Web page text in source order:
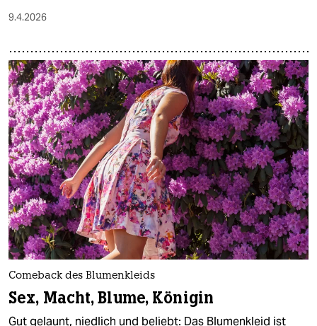
9.4.2026
Comeback des Blumenkleids
Sex, Macht, Blume, Königin
Gut gelaunt, niedlich und beliebt: Das Blumenkleid ist